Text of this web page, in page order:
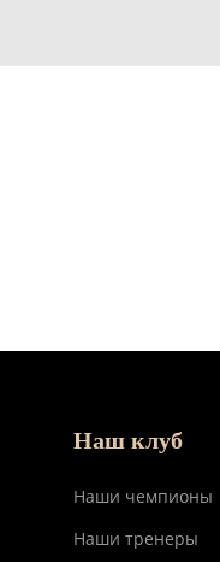
Наш клуб
Наши чемпионы
Наши тренеры